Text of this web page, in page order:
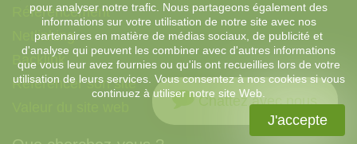
Référencement
Netlinking
Backlink
Référencer son site
Chattez avec nous
pour analyser notre trafic. Nous partageons également des
informations sur votre utilisation de notre site avec nos
partenaires en matière de médias sociaux, de publicité et
d'analyse qui peuvent les combiner avec d'autres informations
que vous leur avez fournies ou qu'ils ont recueillies lors de votre
utilisation de leurs services. Vous consentez à nos cookies si vous
continuez à utiliser notre site Web.
J'accepte